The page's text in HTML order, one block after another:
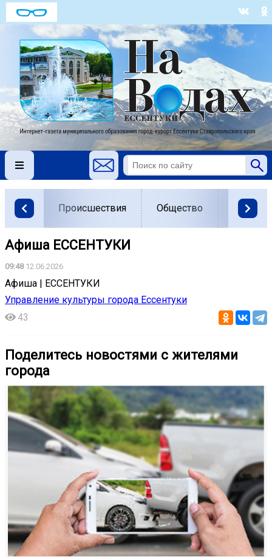
Происшествия Общество Власть
Афиша ЕССЕНТУКИ
09:4812.06.2026
Афиша | ЕССЕНТУКИ
Управление культуры города Ессентуки
43
Поделитесь новостями с жителями
города